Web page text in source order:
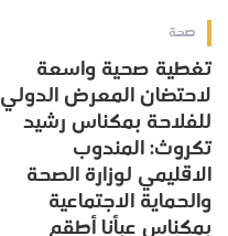
صحة
تغطية صحية واسعة
لاحتضان المعرض الدولي
للفلاحة بمكناس رشيد
تكروث: المندوب
الاقليمي لوزارة الصحة
والحماية الاجتماعية